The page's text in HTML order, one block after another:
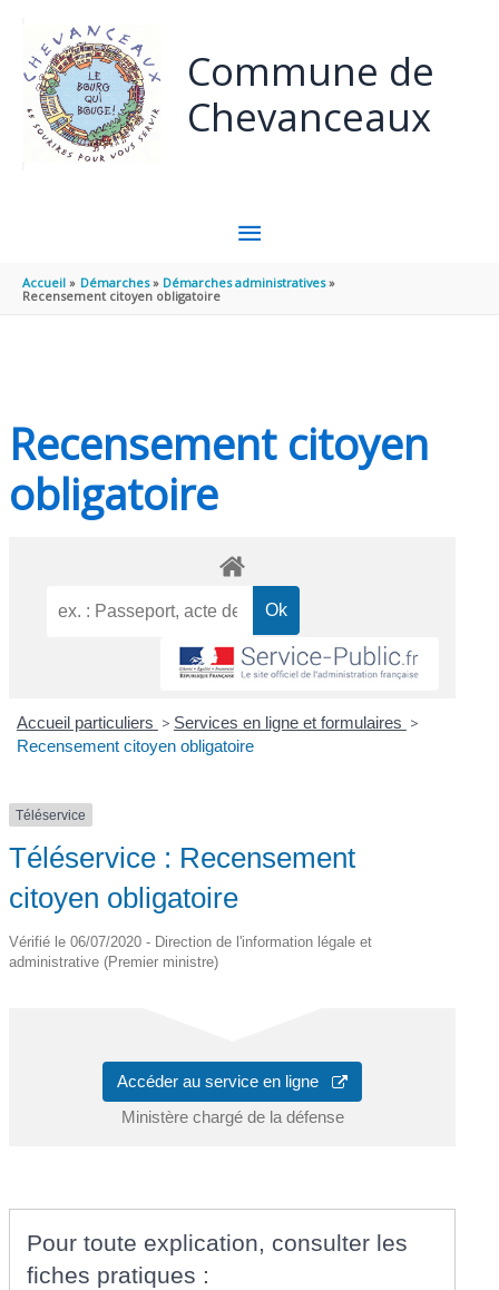
Commune de
Chevanceaux
MENU
PRINCIPAL
Accueil Démarches
Démarches administratives
Recensement citoyen obligatoire
Recensement citoyen
obligatoire
Accueil particuliers > Services en ligne et formulaires >
Recensement citoyen obligatoire
Téléservice
Téléservice : Recensement
citoyen obligatoire
Vérifié le 06/07/2020 - Direction de l'information légale et
administrative (Premier ministre)
Accéder au service en ligne
Ministère chargé de la défense
Pour toute explication, consulter les
fiches pratiques :